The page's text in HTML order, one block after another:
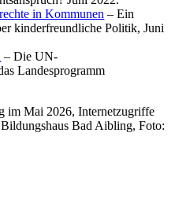
in Kommunen – Ein
kinderfreundliche Politik, Juni
– Die UN-
Landesprogramm
im Mai 2026, Internetzugriffe
Bad Aibling, Foto: